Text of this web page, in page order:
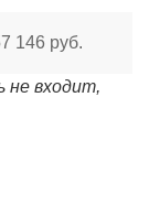
146 руб.
не входит,